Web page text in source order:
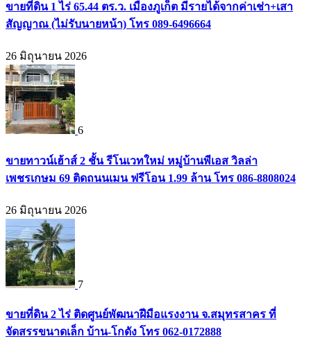
ขายที่ดิน 1 ไร่ 65.44 ตร.ว. เมืองภูเก็ต มีรายได้จากค่าเช่า+เสา
สัญญาณ (ไม่รับนายหน้า) โทร 089-6496664
26 มิถุนายน 2026
6
ขายทาวน์เฮ้าส์ 2 ชั้น รีโนเวทใหม่ หมู่บ้านพีเอส วิลล่า
เพชรเกษม 69 ติดถนนเมน ฟรีโอน 1.99 ล้าน โทร 086-8808024
26 มิถุนายน 2026
7
ขายที่ดิน 2 ไร่ ติดศูนย์พัฒนาฝีมือแรงงาน จ.สมุทรสาคร ที่
จัดสรรขนาดเล็ก บ้าน-โกดัง โทร 062-0172888